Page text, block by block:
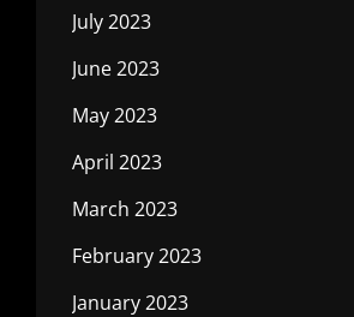
July 2023
June 2023
May 2023
April 2023
March 2023
February 2023
January 2023